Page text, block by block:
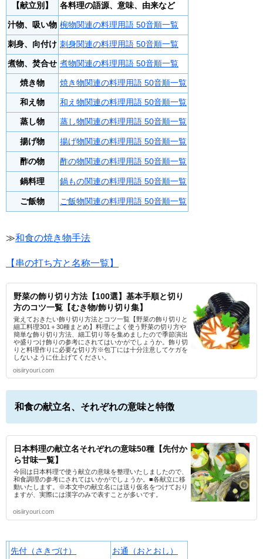
【献立別】 各料理の語源、意味、由来など
汁物、吸い物 椀物関連の料理用語 50音順一覧
刺身、向付け 刺身関連の料理用語 50音順一覧
煮物、焚合せ 煮物関連の料理用語 50音順一覧
焼き物 焼き物関連の料理用語 50音順一覧
和え物 和え物関連の料理用語 50音順一覧
蒸し物 蒸し物関連の料理用語 50音順一覧
揚げ物 揚げ物関連の料理用語 50音順一覧
酢の物 酢の物関連の料理用語 50音順一覧
鍋料理 鍋もの関連の料理用語 50音順一覧
ご飯物 ご飯物関連の料理用語 50音順一覧
≫和食の焼き物手法
【串の打ち方と名称一覧】
野菜の飾り切り方法【100選】基本手順と切り
方のコツ一覧【むき物/飾り切り集】
覚えておきたい飾り切り方法とコツ一覧【野菜の飾り切りと
細工料理301＋30種まとめ】料理によく使う野菜の切り方や
簡単な飾り切り方法、細工切り等を集めましたので季節演出
や盛りつけ飾りの参考にされてはいかがでしょうか。飾り切
りと料理作りに必要な切り方※包丁には十分注意してケガを
しないように仕上げてください。
oisiiryouri.com
和食の献立名、それぞれの意味と特徴
日本料理の献立名それぞれの意味50種【先付か
ら甘味一覧】
今回は日本料理で使う献立の意味を整理いたしましたので、
和食調理の参考にされてはいかがでしょうか。■各献立に移
動いたします。※本文中の献立名には送り仮名をつけており
ますが、実際には漢字のみで表すことが多いです。
oisiiryouri.com
先付（さきづけ） お通（おとおし）